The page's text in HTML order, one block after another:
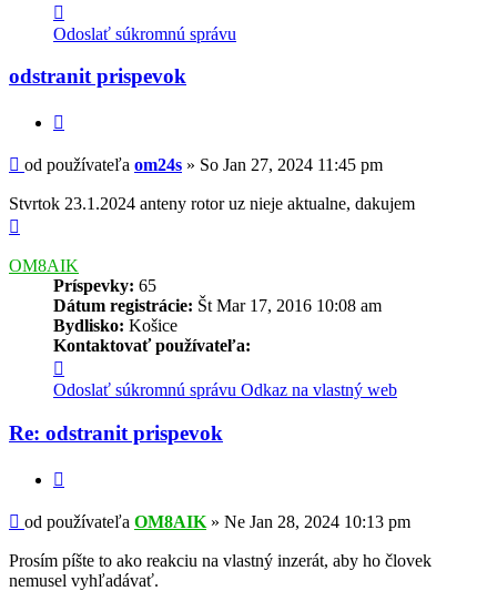
informácie
používateľa
om24s
Odoslať súkromnú správu
odstranit prispevok
Príspevok
od používateľa om24s » So Jan 27, 2024 11:45 pm
Stvrtok 23.1.2024 anteny rotor uz nieje aktualne, dakujem
OM8AIK
Príspevky: 65
Dátum registrácie: Št Mar 17, 2016 10:08 am
Bydlisko: Košice
Kontaktovať používateľa:
informácie
používateľa
-
OM8AIK
Odoslať súkromnú správu Odkaz na vlastný web
Re: odstranit prispevok
Príspevok
od používateľa OM8AIK » Ne Jan 28, 2024 10:13 pm
Prosím píšte to ako reakciu na vlastný inzerát, aby ho človek
nemusel vyhľadávať.